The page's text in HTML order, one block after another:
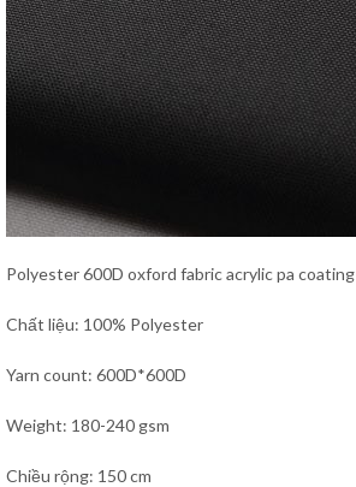
Polyester 600D oxford fabric acrylic pa coating
Chất liệu: 100% Polyester
Yarn count: 600D*600D
Weight: 180-240 gsm
Chiều rộng: 150 cm